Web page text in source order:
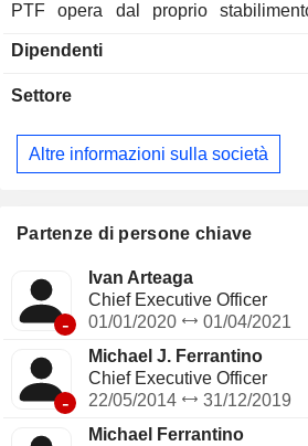
PTF opera dal proprio
segmenti di attività della Società
elettronici opera attraverso
tempo che costituiscono la base per
sincronizzazione in varie
e la metrologia. Il segmento
detiene una partecipazione in
socio accomandatario e attraverso i
il proprio capitale.
Dipendenti
Settore
Altre informazioni sulla società
Partenze di persone chiave
-
Ivan Arteaga
Chief Executive Officer
01/01/2020
01/04/2021
-
Michael J. Ferrantino
Chief Executive Officer
22/05/2014
31/12/2019
Michael Ferrantino